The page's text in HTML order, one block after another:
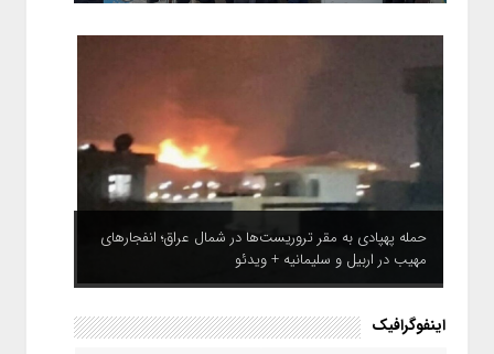
حمله پهپادی به مقر تروریست‌ها در شمال عراق؛ انفجارهای
مهیب در اربیل و سلیمانیه + ویدئو
اینفوگرافیک